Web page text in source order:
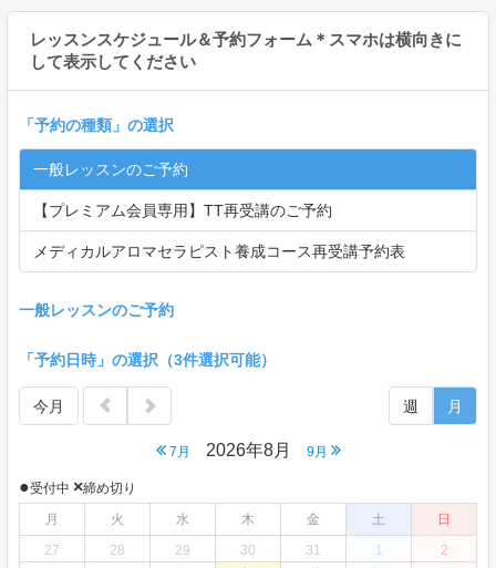
レッスンスケジュール＆予約フォーム＊スマホは横向きに
して表示してください
「予約の種類 」の選択
一般レッスンのご予約
【プレミアム会員専用】TT再受講のご予約
メディカルアロマセラピスト養成コース再受講予約表
一般レッスンのご予約
「予約日時」の選択（3件選択可能）
今月
7月 2026年8月 9月
週 月
●受付中 ×締め切り
月
火 水 木 金 土
日
27
28 29 30 31 1
2